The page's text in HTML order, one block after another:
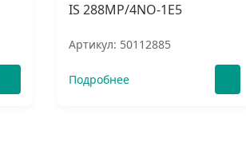
IS 288MP/4NO-1E5
Артикул: 50112885
Подробнее